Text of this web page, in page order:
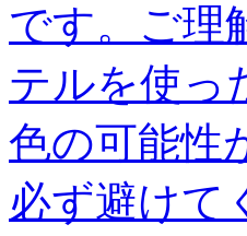
です。ご理
テルを使っ
色の可能性
必ず避けて